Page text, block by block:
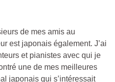
de mes amis au
est japonais également. J’ai
et pianistes avec qui je
une de mes meilleures
japonais qui s’intéressait